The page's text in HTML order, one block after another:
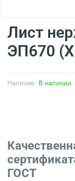
Наличие: В наличии
Лист
ЭП670
ГОСТ